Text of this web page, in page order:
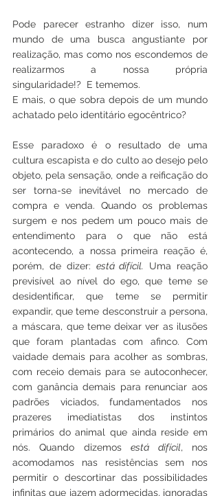
Pode parecer estranho dizer isso, num
mundo de uma busca angustiante por
realização, mas como nos escondemos de
realizarmos a nossa própria
singularidade!?  E tememos.
E mais, o que sobra depois de um mundo
achatado pelo identitário egocêntrico?
Esse paradoxo é o resultado de uma
cultura escapista e do culto ao desejo pelo
objeto, pela sensação, onde a reificação do
ser torna-se inevitável no mercado de
compra e venda. Quando os problemas
surgem e nos pedem um pouco mais de
entendimento para o que não está
acontecendo, a nossa primeira reação é,
porém, de dizer: está difícil.
Uma reação
previsível ao nível do ego, que teme se
desidentificar, que teme se permitir
expandir, que teme desconstruir a persona,
a máscara, que teme deixar ver as ilusões
que foram plantadas com afinco. Com
vaidade demais para acolher as sombras,
com receio demais para se autoconhecer,
com ganância demais para renunciar aos
padrões viciados, fundamentados nos
prazeres imediatistas dos instintos
primários do animal que ainda reside em
nós. Quando dizemos está difícil, nos
acomodamos nas resistências sem nos
permitir o descortinar das possibilidades
infinitas que jazem adormecidas, ignoradas